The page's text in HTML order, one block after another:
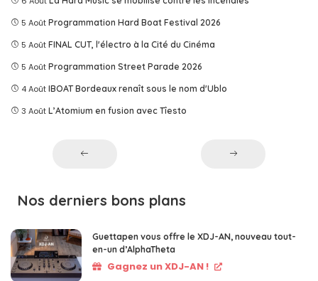
5 Août Programmation Hard Boat Festival 2026
5 Août FINAL CUT, l'électro à la Cité du Cinéma
5 Août Programmation Street Parade 2026
4 Août IBOAT Bordeaux renaît sous le nom d'Ublo
3 Août L’Atomium en fusion avec Tîesto
Nos derniers bons plans
Guettapen vous offre le XDJ-AN, nouveau tout-
en-un d’AlphaTheta
Gagnez un XDJ-AN !